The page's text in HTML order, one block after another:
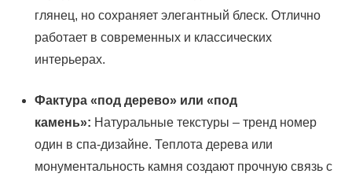
глянец, но сохраняет элегантный блеск. Отлично
работает в современных и классических
интерьерах.
Фактура «под дерево» или «под
камень»: Натуральные текстуры – тренд номер
один в спа-дизайне. Теплота дерева или
монументальность камня создают прочную связь с